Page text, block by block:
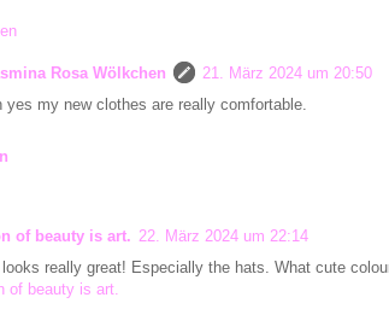
Rosa Wölkchen
21. März 2024 um 20:50
yes my new clothes are really comfortable.
of beauty is art. 22. März 2024 um 22:14
looks really great! Especially the hats. What cute
of beauty is art.